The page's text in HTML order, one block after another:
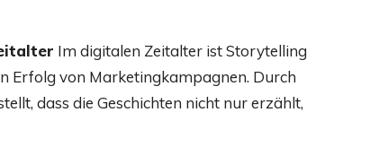
Im digitalen Zeitalter ist Storytelling
Erfolg von Marketingkampagnen. Durch
dass die Geschichten nicht nur erzählt,